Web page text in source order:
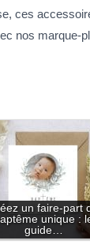
ces
nos
un faire-part
unique :
guide…